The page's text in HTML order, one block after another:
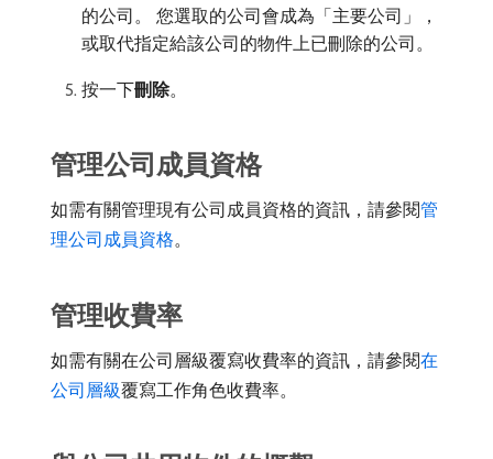
的公司。 您選取的公司會成為「主要公司」，
或取代指定給該公司的物件上已刪除的公司。
按一下​刪除。
管理公司成員資格
如需有關管理現有公司成員資格的資訊，請參閱管
理公司成員資格。
管理收費率
如需有關在公司層級覆寫收費率的資訊，請參閱在
公司層級覆寫工作角色收費率。